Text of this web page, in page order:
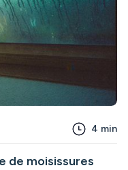
4 min
de moisissures